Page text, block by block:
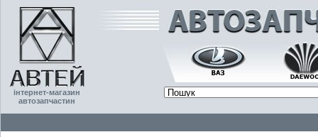
інтернет-магазин
автозапчастин